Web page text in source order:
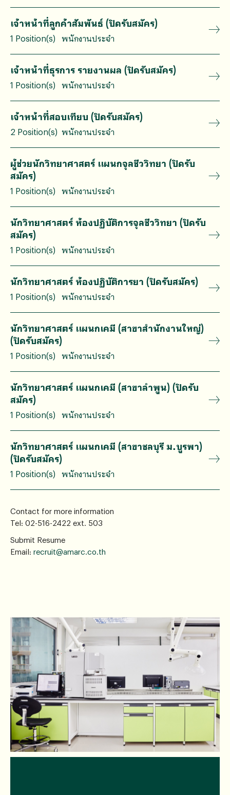
เจ้าหน้าที่ลูกค้าสัมพันธ์ (ปิดรับสมัคร)
1 Position(s) พนักงานประจำ
เจ้าหน้าที่ธุรการ รายงานผล (ปิดรับสมัคร)
1 Position(s) พนักงานประจำ
เจ้าหน้าที่สอบเทียบ (ปิดรับสมัคร)
2 Position(s) พนักงานประจำ
ผู้ช่วยนักวิทยาศาสตร์ แผนกจุลชีววิทยา (ปิดรับ
สมัคร)
1 Position(s) พนักงานประจำ
นักวิทยาศาสตร์ ห้องปฏิบัติการจุลชีววิทยา (ปิดรับ
สมัคร)
1 Position(s) พนักงานประจำ
นักวิทยาศาสตร์ ห้องปฏิบัติการยา (ปิดรับสมัคร)
1 Position(s) พนักงานประจำ
นักวิทยาศาสตร์ แผนกเคมี (สาขาสำนักงานใหญ่)
(ปิดรับสมัคร)
1 Position(s) พนักงานประจำ
นักวิทยาศาสตร์ แผนกเคมี (สาขาลำพูน) (ปิดรับ
สมัคร)
1 Position(s) พนักงานประจำ
นักวิทยาศาสตร์ แผนกเคมี (สาขาชลบุรี ม.บูรพา)
(ปิดรับสมัคร)
1 Position(s) พนักงานประจำ
Contact for more information
Tel: 02-516-2422 ext. 503
Submit Resume
Email: recruit@amarc.co.th